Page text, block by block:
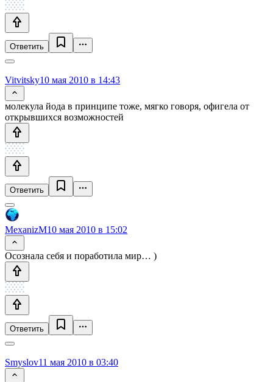
Ответить
Vitvitsky10 мая 2010 в 14:43
молекула йода в принципе тоже, мягко говоря, офигела от
открывшихся возможностей
Ответить
MexanizM10 мая 2010 в 15:02
Осознала себя и поработила мир… )
Ответить
Smyslov11 мая 2010 в 03:40